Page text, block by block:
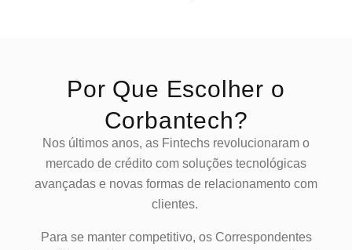
Por Que Escolher o
Corbantech?
Nos últimos anos, as Fintechs revolucionaram o
mercado de crédito com soluções tecnológicas
avançadas e novas formas de relacionamento com
clientes.
Para se manter competitivo, os Correspondentes